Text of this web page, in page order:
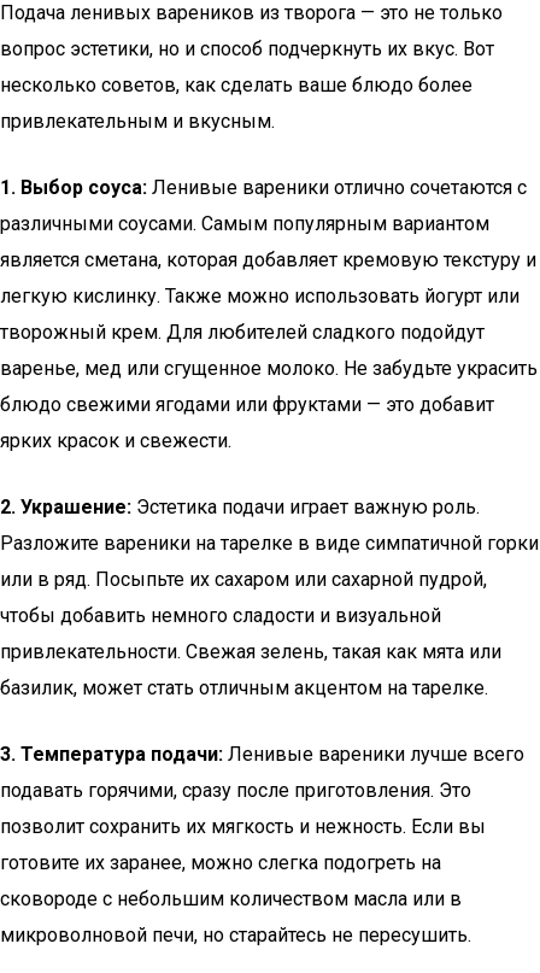
Подача ленивых вареников из творога — это не только
вопрос эстетики, но и способ подчеркнуть их вкус. Вот
несколько советов, как сделать ваше блюдо более
привлекательным и вкусным.
1. Выбор соуса: Ленивые вареники отлично сочетаются с
различными соусами. Самым популярным вариантом
является сметана, которая добавляет кремовую текстуру и
легкую кислинку. Также можно использовать йогурт или
творожный крем. Для любителей сладкого подойдут
варенье, мед или сгущенное молоко. Не забудьте украсить
блюдо свежими ягодами или фруктами — это добавит
ярких красок и свежести.
2. Украшение: Эстетика подачи играет важную роль.
Разложите вареники на тарелке в виде симпатичной горки
или в ряд. Посыпьте их сахаром или сахарной пудрой,
чтобы добавить немного сладости и визуальной
привлекательности. Свежая зелень, такая как мята или
базилик, может стать отличным акцентом на тарелке.
3. Температура подачи: Ленивые вареники лучше всего
подавать горячими, сразу после приготовления. Это
позволит сохранить их мягкость и нежность. Если вы
готовите их заранее, можно слегка подогреть на
сковороде с небольшим количеством масла или в
микроволновой печи, но старайтесь не пересушить.